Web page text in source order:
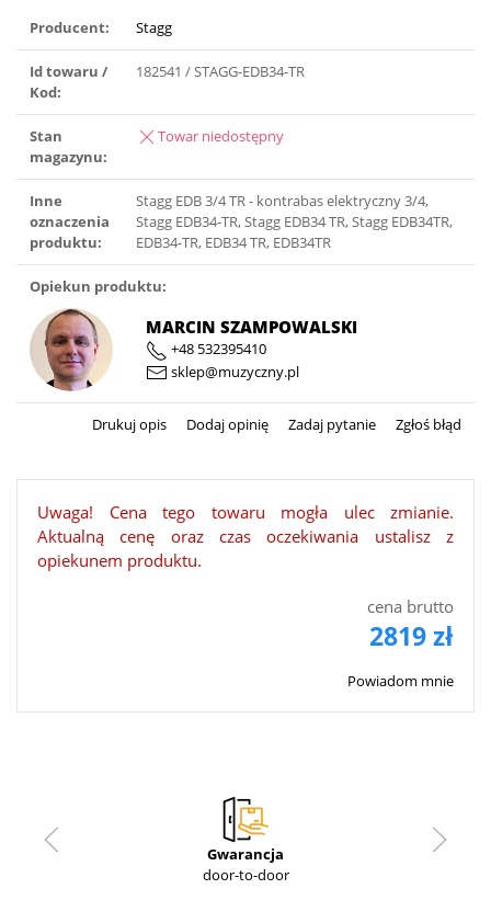
Producent: Stagg
Id towaru /
Kod:
182541 / STAGG-EDB34-TR
Stan
magazynu:
Towar niedostępny
Inne
oznaczenia
produktu:
Stagg EDB 3/4 TR - kontrabas elektryczny 3/4,
Stagg EDB34-TR, Stagg EDB34 TR, Stagg EDB34TR,
EDB34-TR, EDB34 TR, EDB34TR
Opiekun produktu:
MARCIN SZAMPOWALSKI
+48 532395410
sklep@muzyczny.pl
Drukuj opis Dodaj opinię Zadaj pytanie Zgłoś błąd
Uwaga! Cena tego towaru mogła ulec zmianie.
Aktualną cenę oraz czas oczekiwania ustalisz z
opiekunem produktu.
cena brutto
2819 zł
Powiadom mnie
Gwarancja
door-to-door